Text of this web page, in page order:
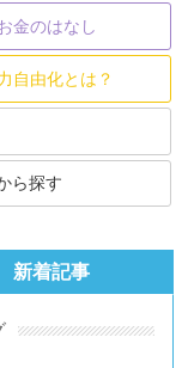
金のはなし
自由化とは？
ら探す
新着記事